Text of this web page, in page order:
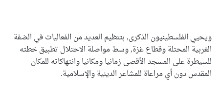
ويحيي الفلسطينيون الذكرى, بتنظيم العديد من الفعاليات في الضفة
الغربية المحتلة وقطاع غزة, وسط مواصلة الاحتلال تطبيق خطته
للسيطرة على المسجد الأقصى زمانيا ومكانيا وانتهاكاته للمكان
المقدس دون أي مراعاة للمشاعر الدينية والإسلامية.